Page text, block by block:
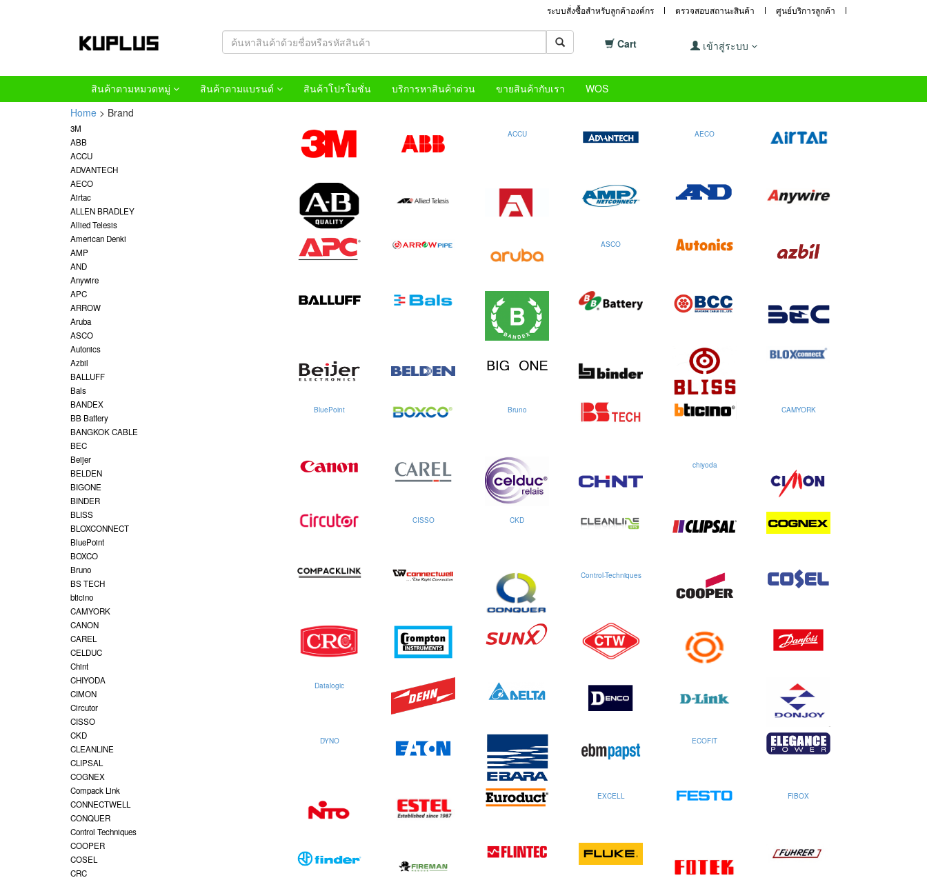
ระบบสั่งซื้อสำหรับลูกค้าองค์กร ตรวจสอบสถานะสินค้า ศูนย์บริการลูกค้า
Cart เข้าสู่ระบบ
สินค้าตามหมวดหมู่ สินค้าตามแบรนด์ สินค้าโปรโมชั่น บริการหาสินค้าด่วน ขายสินค้ากับเรา
WOS
Home > Brand
3M
ABB
ACCU
ADVANTECH
AECO
Airtac
ALLEN BRADLEY
Allied Telesis
American Denki
AMP
AND
Anywire
APC
ARROW
Aruba
ASCO
Autonics
Azbil
BALLUFF
Bals
BANDEX
BB Battery
BANGKOK CABLE
BEC
Beijer
BELDEN
BIGONE
BINDER
BLISS
BLOXCONNECT
BluePoint
BOXCO
Bruno
BS TECH
bticino
CAMYORK
CANON
CAREL
CELDUC
Chint
CHIYODA
CIMON
Circutor
CISSO
CKD
CLEANLINE
CLIPSAL
COGNEX
Compack Link
CONNECTWELL
CONQUER
Control Techniques
COOPER
COSEL
CRC
ACCU AECO
ASCO
BluePoint Bruno CAMYORK
chiyoda
CISSO CKD
Control-Techniques
Datalogic
DYNO ECOFIT
EXCELL FIBOX